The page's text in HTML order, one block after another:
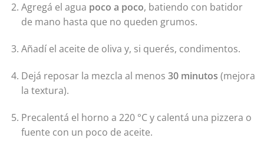
Agregá el agua poco a poco, batiendo con batidor
de mano hasta que no queden grumos.
Añadí el aceite de oliva y, si querés, condimentos.
Dejá reposar la mezcla al menos 30 minutos (mejora
la textura).
Precalentá el horno a 220 °C y calentá una pizzera o
fuente con un poco de aceite.